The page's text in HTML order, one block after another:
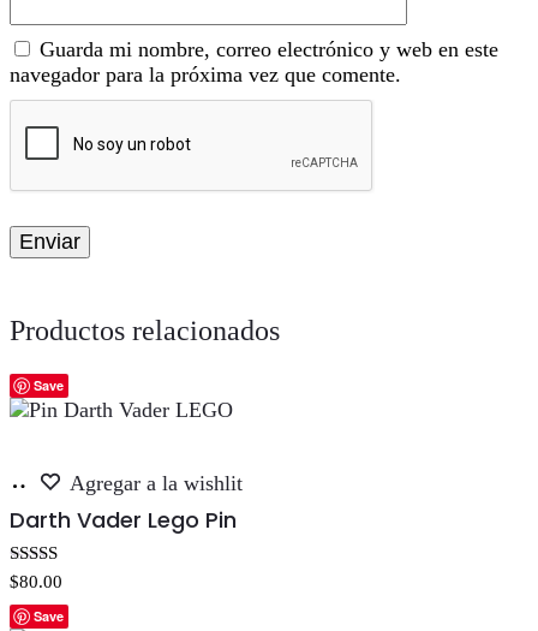
Guarda mi nombre, correo electrónico y web en este
navegador para la próxima vez que comente.
Productos relacionados
Save
Añadir
carrito
Agregar a la wishlit
Darth Vader Lego Pin
Valorado con
de 5
$80.00
Save